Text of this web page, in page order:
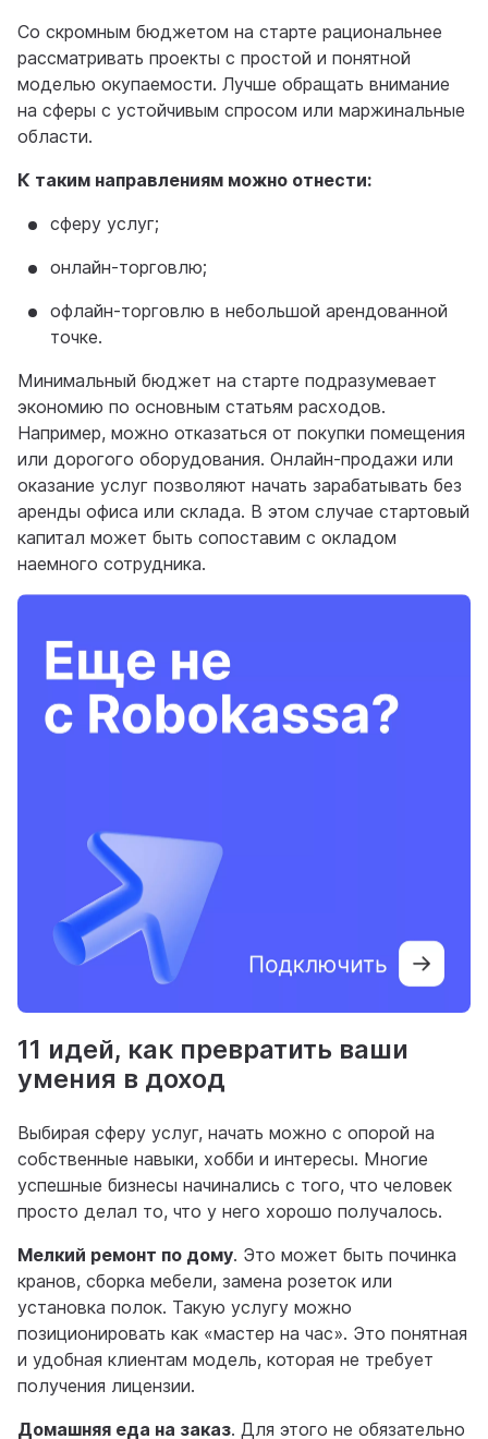
Со скромным бюджетом на старте рациональнее
рассматривать проекты с простой и понятной
моделью окупаемости. Лучше обращать внимание
на сферы с устойчивым спросом или маржинальные
области.
К таким направлениям можно отнести:
сферу услуг;
онлайн-торговлю;
офлайн-торговлю в небольшой арендованной
точке.
Минимальный бюджет на старте подразумевает
экономию по основным статьям расходов.
Например, можно отказаться от покупки помещения
или дорогого оборудования. Онлайн-продажи или
оказание услуг позволяют начать зарабатывать без
аренды офиса или склада. В этом случае стартовый
капитал может быть сопоставим с окладом
наемного сотрудника.
11 идей, как превратить ваши
умения в доход
Выбирая сферу услуг, начать можно с опорой на
собственные навыки, хобби и интересы. Многие
успешные бизнесы начинались с того, что человек
просто делал то, что у него хорошо получалось.
Мелкий ремонт по дому. Это может быть починка
кранов, сборка мебели, замена розеток или
установка полок. Такую услугу можно
позиционировать как «мастер на час». Это понятная
и удобная клиентам модель, которая не требует
получения лицензии.
Домашняя еда на заказ. Для этого не обязательно